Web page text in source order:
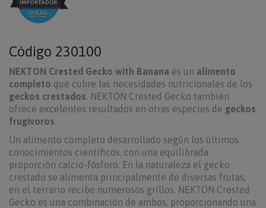
Código 230100
NEKTON Crested Gecko with Banana es un alimento
completo que cubre las necesidades nutricionales de los
geckos crestados. NEKTON Crested Gecko también
ofrece excelentes resultados en otras especies de geckos
frugívoros.
Un alimento completo desarrollado según los últimos
conocimientos científicos, con una equilibrada
proporción calcio-fósforo. En la naturaleza el gecko
crestado se alimenta principalmente de diversas frutas,
en el terrario recibe numerosos grillos. NEKTON Crested
Gecko es una combinación de ambos, proporcionando una